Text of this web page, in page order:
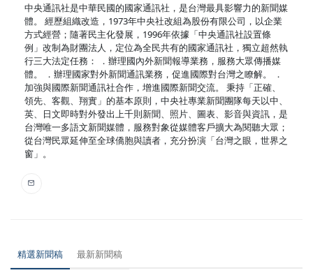
中央通訊社是中華民國的國家通訊社，是台灣最具影響力的新聞媒
體。 經歷組織改造，1973年中央社改組為股份有限公司，以企業
方式經營；隨著民主化發展，1996年依據「中央通訊社設置條
例」改制為財團法人，定位為全民共有的國家通訊社，獨立超然執
行三大法定任務： ．辦理國內外新聞報導業務，服務大眾傳播媒
體。 ．辦理國家對外新聞通訊業務，促進國際對台灣之瞭解。 ．
加強與國際新聞通訊社合作，增進國際新聞交流。 秉持「正確、
領先、客觀、翔實」的基本原則，中央社專業新聞團隊每天以中、
英、日文即時對外發出上千則新聞、照片、圖表、影音與資訊，是
台灣唯一多語文新聞媒體，服務對象從媒體客戶擴大為閱聽大眾；
從台灣民眾延伸至全球僑胞與讀者，充分扮演「台灣之眼，世界之
窗」。
精選新聞稿 最新新聞稿